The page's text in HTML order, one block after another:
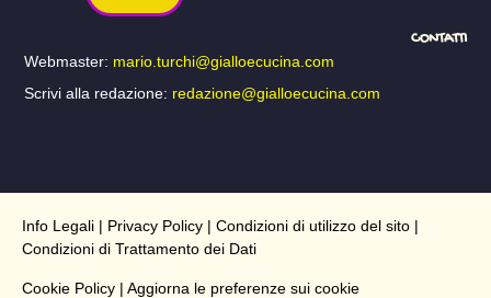
CONTATTI
Webmaster: mario.turchi@gialloecucina.com
Scrivi alla redazione: redazione@gialloecucina.com
Info Legali | Privacy Policy | Condizioni di utilizzo del sito |
Condizioni di Trattamento dei Dati
Cookie Policy | Aggiorna le preferenze sui cookie